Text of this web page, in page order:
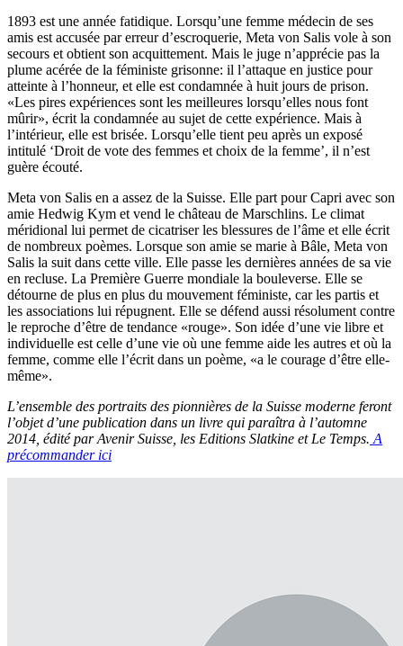
1893 est une année fatidique. Lorsqu’une femme médecin de ses
amis est accusée par erreur d’escroquerie, Meta von Salis vole à son
secours et obtient son acquittement. Mais le juge n’apprécie pas la
plume acérée de la féministe grisonne: il l’attaque en justice pour
atteinte à l’honneur, et elle est condamnée à huit jours de prison.
«Les pires expériences sont les meilleures lorsqu’elles nous font
mûrir», écrit la condamnée au sujet de cette expérience. Mais à
l’intérieur, elle est brisée. Lorsqu’elle tient peu après un exposé
intitulé ‘Droit de vote des femmes et choix de la femme’, il n’est
guère écouté.
Meta von Salis en a assez de la Suisse. Elle part pour Capri avec son
amie Hedwig Kym et vend le château de Marschlins. Le climat
méridional lui permet de cicatriser les blessures de l’âme et elle écrit
de nombreux poèmes. Lorsque son amie se marie à Bâle, Meta von
Salis la suit dans cette ville. Elle passe les dernières années de sa vie
en recluse. La Première Guerre mondiale la bouleverse. Elle se
détourne de plus en plus du mouvement féministe, car les partis et
les associations lui répugnent. Elle se défend aussi résolument contre
le reproche d’être de tendance «rouge». Son idée d’une vie libre et
individuelle est celle d’une vie où une femme aide les autres et où la
femme, comme elle l’écrit dans un poème, «a le courage d’être elle-
même».
L’ensemble des portraits des pionnières de la Suisse moderne feront
l’objet d’une publication dans un livre qui paraîtra à l’automne
2014, édité par Avenir Suisse, les Editions Slatkine et Le Temps. A
précommander ici